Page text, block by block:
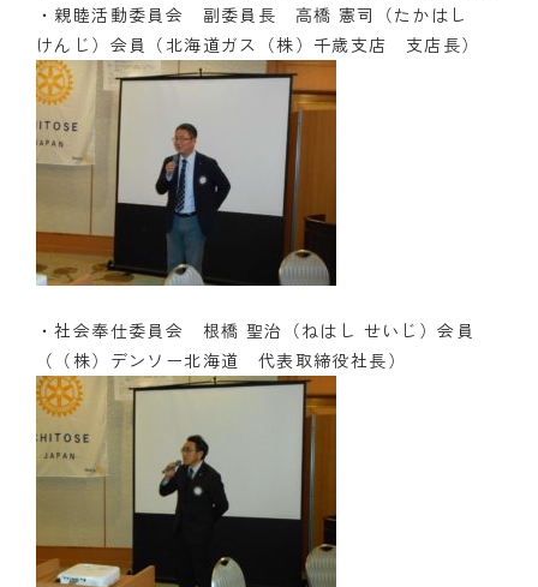
・親睦活動委員会 副委員長 高橋 憲司（たかはし
けんじ）会員（北海道ガス（株）千歳支店 支店長）
・社会奉仕委員会 根橋 聖治（ねはし せいじ）会員
（（株）デンソー北海道 代表取締役社長）